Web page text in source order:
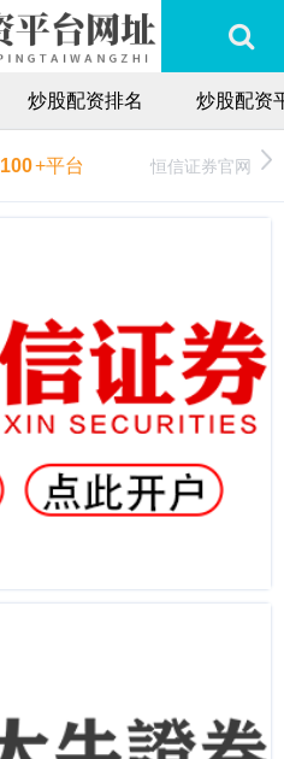
炒股配资排名 炒股配资
100+平台 恒信证券官网